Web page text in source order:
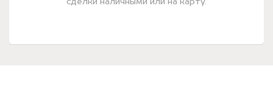
сделки наличными или на карту.